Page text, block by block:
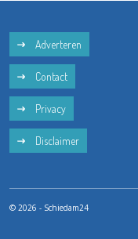
Adverteren
Contact
Privacy
Disclaimer
© 2026 - Schiedam24